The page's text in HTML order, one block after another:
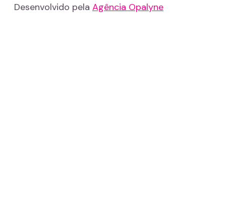
Desenvolvido pela Agência Opalyne